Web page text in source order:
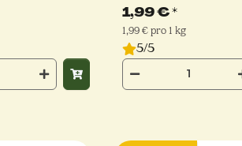
1,99 €*
1,99 € pro 1 kg
5/5